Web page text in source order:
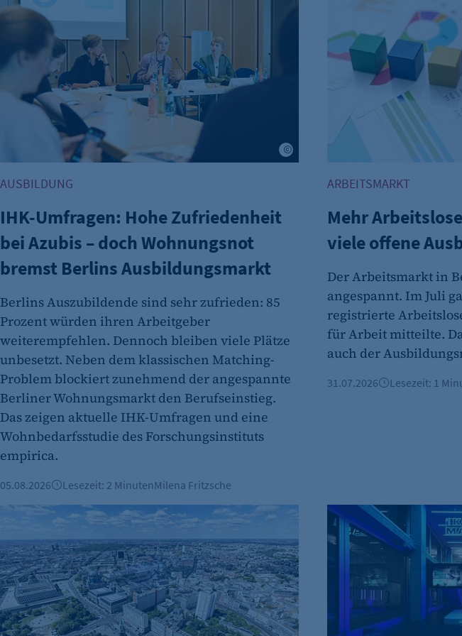
Name:
fe_typo_user
Anbieter:
CMS TYPO3
Zweck:
Session-Cookie für
oder Formularen).
Cookie Laufzeit:
Cookie Consent
cookie_consent
Zweck:
Dieser Cookie
Cookie Laufzeit:
1 Jahr
etracker Analytics
Anbieter:
Zweck:
etracker Analytics
Name:
et_allow_cookies
etracker GmbH
Zweck:
Es erlaubt
Cookie Laufzeit:
480 Tage
etracker Analytics
AUSBILDUNG
IHK-Umfragen: Hohe Zufriedenheit
bei Azubis – doch Wohnungsnot
bremst Berlins Ausbildungsmarkt
Berlins Auszubildende sind sehr zufrieden: 85
Prozent würden ihren Arbeitgeber
weiterempfehlen. Dennoch bleiben viele Plätze
unbesetzt. Neben dem klassischen Matching-
Problem blockiert zunehmend der angespannte
Berliner Wohnungsmarkt den Berufseinstieg.
Das zeigen aktuelle IHK-Umfragen und eine
Wohnbedarfsstudie des Forschungsinstituts
empirica.
05.08.2026 Lesezeit: 2 MinutenMilena Fritzsche
ARBEITSMARKT
Mehr
viele offene
Der Arbeitsmarkt in
angespannt. Im Juli
registrierte
für Arbeit mitteilte.
auch der
31.07.2026 Lesezeit: 1
Investitionsrekord: 1,4 Milliarden Euro für den Wirtschaftsstandort Berlin
Globale Wege im